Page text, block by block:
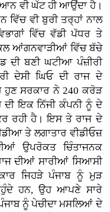
ਵੀ ਘੱਟ ਹੀ ਆਉਂਦਾ ਹੈ।
ਵੀ ਬੁਰੀ ਤਰ੍ਹਾਂ ਨਾਲ
ਵਿੱਚ ਵੱਡੀ ਪੱਧਰ ਤੇ
ਆਂਗਨਵਾੜੀਆਂ ਵਿੱਚ ਬੱਚੇ
ਦੀ ਬਣੀ ਘਟੀਆ ਪੰਜ਼ੀਰੀ
ਦੇਸੀ ਘਿਓ ਦੀ ਰਾਜ ਦੇ
ਹੁਣ ਸਰਕਾਰ ਨੇ 240 ਕਰੋੜ
ਦੀ ਇਕ ਨਿੱਜੀ ਕੰਪਨੀ ਨੂੰ ਦੇ
ਰਹੀ ਹੈ। ਇਸ ਤੇ ਰਾਜ ਦੇ
ਤੇ ਲਗਾਤਾਰ ਵੀਡੀਓਜ਼
ਉਪਰੋਕਤ ਚਿੰਤਾਜਨਕ
ਦੀਆਂ ਸਾਰੀਆਂ ਸਿਆਸੀ
ਜਿਹੜੇ ਪੰਜਾਬ ਨੂੰ ਮੁੜ
ਹਨ, ਉਹ ਆਪਣੇ ਸਾਰੇ
ਨੂੰ ਪੇਚੀਦਾ ਮਸਲਿਆਂ ਦੇ